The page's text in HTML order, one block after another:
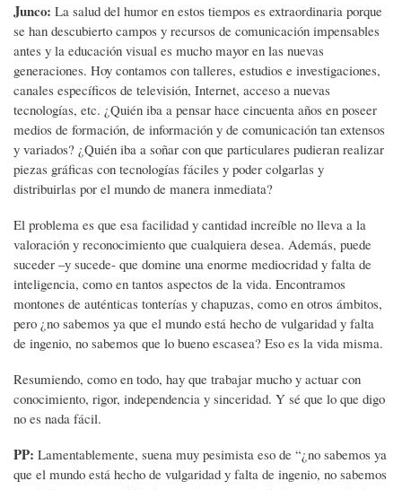
Junco: La salud del humor en estos tiempos es extraordinaria porque
se han descubierto campos y recursos de comunicación impensables
antes y la educación visual es mucho mayor en las nuevas
generaciones. Hoy contamos con talleres, estudios e investigaciones,
canales específicos de televisión, Internet, acceso a nuevas
tecnologías, etc. ¿Quién iba a pensar hace cincuenta años en poseer
medios de formación, de información y de comunicación tan extensos
y variados? ¿Quién iba a soñar con que particulares pudieran realizar
piezas gráficas con tecnologías fáciles y poder colgarlas y
distribuirlas por el mundo de manera inmediata?
El problema es que esa facilidad y cantidad increíble no lleva a la
valoración y reconocimiento que cualquiera desea. Además, puede
suceder –y sucede- que domine una enorme mediocridad y falta de
inteligencia, como en tantos aspectos de la vida. Encontramos
montones de auténticas tonterías y chapuzas, como en otros ámbitos,
pero ¿no sabemos ya que el mundo está hecho de vulgaridad y falta
de ingenio, no sabemos que lo bueno escasea? Eso es la vida misma.
Resumiendo, como en todo, hay que trabajar mucho y actuar con
conocimiento, rigor, independencia y sinceridad. Y sé que lo que digo
no es nada fácil.
PP: Lamentablemente, suena muy pesimista eso de “¿no sabemos ya
que el mundo está hecho de vulgaridad y falta de ingenio, no sabemos